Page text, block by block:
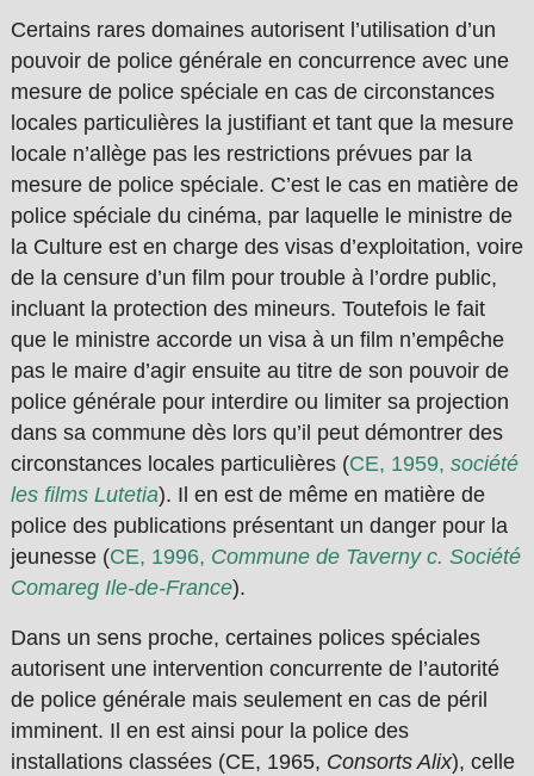
Certains rares domaines autorisent l’utilisation d’un
pouvoir de police générale en concurrence avec une
mesure de police spéciale en cas de circonstances
locales particulières la justifiant et tant que la mesure
locale n’allège pas les restrictions prévues par la
mesure de police spéciale. C’est le cas en matière de
police spéciale du cinéma, par laquelle le ministre de
la Culture est en charge des visas d’exploitation, voire
de la censure d’un film pour trouble à l’ordre public,
incluant la protection des mineurs. Toutefois le fait
que le ministre accorde un visa à un film n’empêche
pas le maire d’agir ensuite au titre de son pouvoir de
police générale pour interdire ou limiter sa projection
dans sa commune dès lors qu’il peut démontrer des
circonstances locales particulières (CE, 1959, société
les films Lutetia). Il en est de même en matière de
police des publications présentant un danger pour la
jeunesse (CE, 1996, Commune de Taverny c. Société
Comareg Ile-de-France).
Dans un sens proche, certaines polices spéciales
autorisent une intervention concurrente de l’autorité
de police générale mais seulement en cas de péril
imminent. Il en est ainsi pour la police des
installations classées (CE, 1965, Consorts Alix), celle